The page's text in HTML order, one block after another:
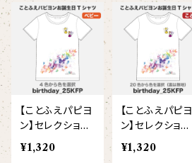
【birthday】
【anniversary】
【Allstar】
【unit】
カラードライポロシャツ
【Brass_emblem】
ドライジップパーカー
ドライストレッチプルオーバーパーカー
アウター
Tシャツ（長袖）
【chara】
【custom_point】
ハット・ネックウォーマー
たたきのトリ スカーレット
オセロット
グランパバク
カズンバク
トラ軍団
トランペッターズ
バク一族
パーカッションチーム
【ことふえパピヨ
ン】セレクション
半袖Tシャツ(ベ
ビー)
¥1,320
【ことふえパピヨ
ン】セレクション
半袖Tシャツ(こ
ども)
¥1,320